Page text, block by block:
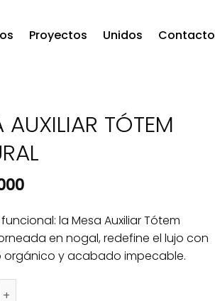
Proyectos Unidos Contacto
AUXILIAR TÓTEM
la Mesa Auxiliar Tótem
en nogal, redefine el lujo con
orgánico y acabado impecable.